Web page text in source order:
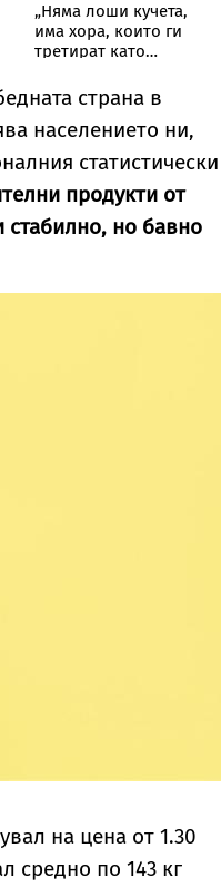
„Няма лоши кучета,
има хора, които ги
третират като
Треньорът и
зоопсихолог
Александър
специално за
Vesti.bg
страна в
населението ни,
статистически
продукти от
стабилно, но бавно
на цена от 1.30
средно по 143 кг